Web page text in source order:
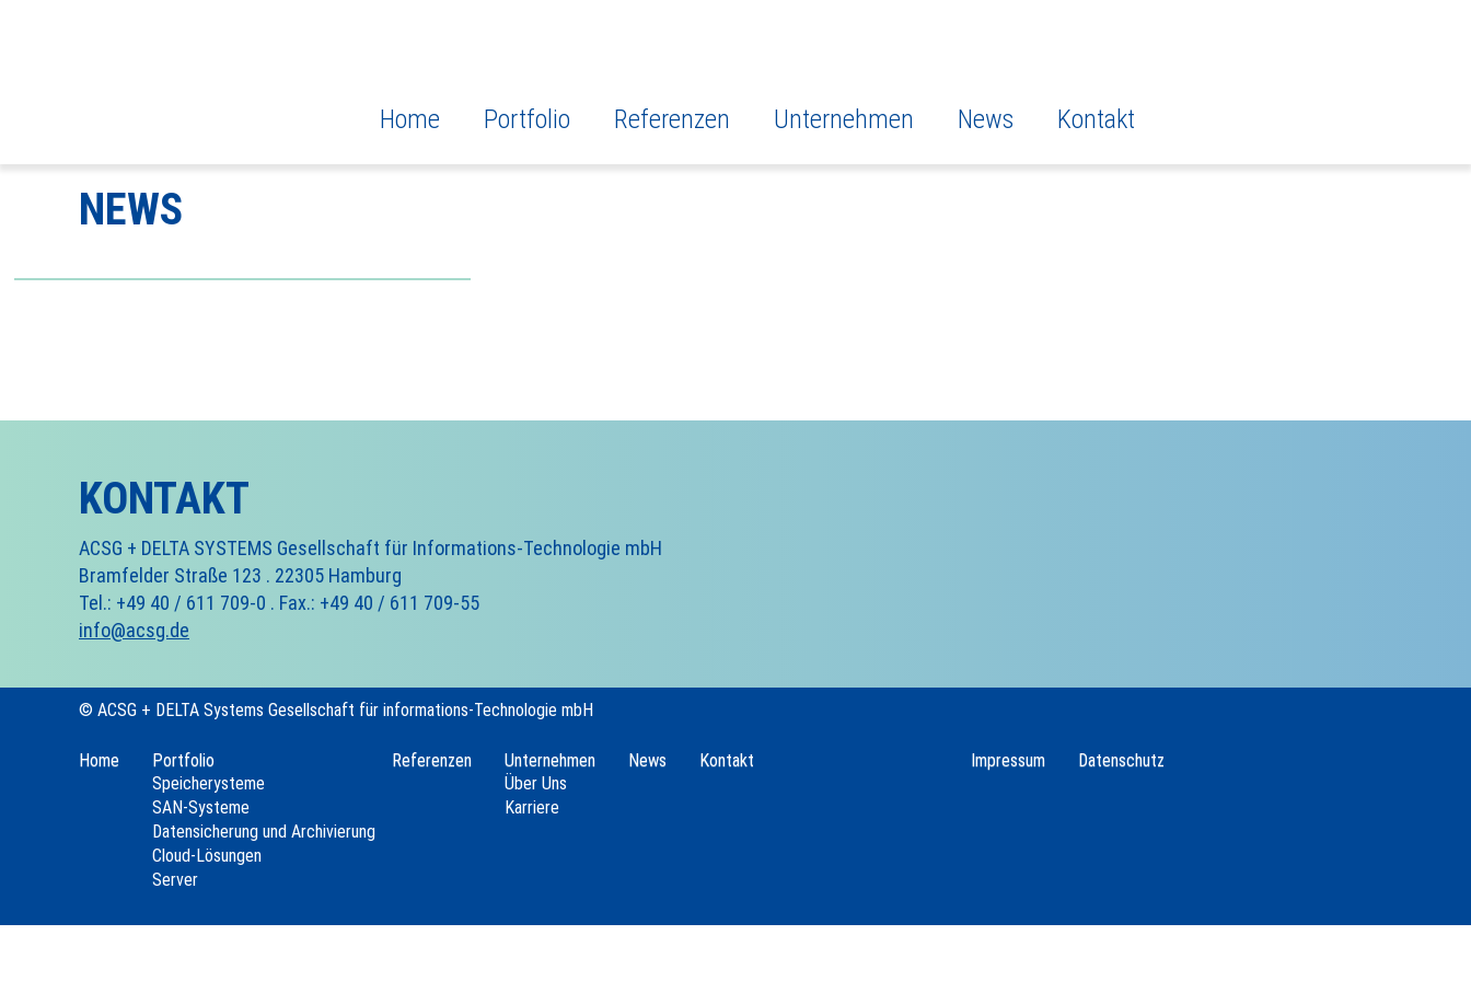
Home Portfolio Referenzen Unternehmen News Kontakt
NEWS
KONTAKT
ACSG + DELTA SYSTEMS Gesellschaft für Informations-Technologie mbH
Bramfelder Straße 123 . 22305 Hamburg
Tel.: +49 40 / 611 709-0 . Fax.: +49 40 / 611 709-55
info@acsg.de
© ACSG + DELTA Systems Gesellschaft für informations-Technologie mbH
Home
Portfolio
Speicherysteme
SAN-Systeme
Datensicherung und Archivierung
Cloud-Lösungen
Server
Referenzen
Unternehmen
Über Uns
Karriere
News Kontakt Impressum Datenschutz